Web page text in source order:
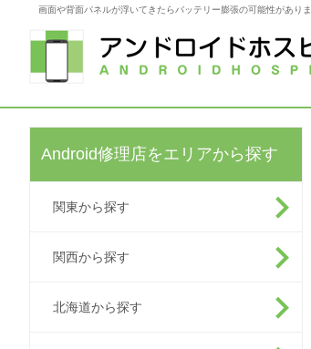
画面や背面パネルが浮いてきたらバッテリー膨張の可能性があ
Android修理店をエリアから探す
関東から探す
関西から探す
北海道から探す